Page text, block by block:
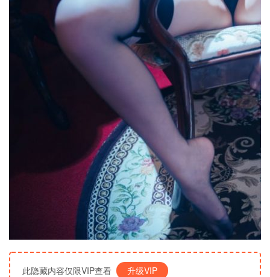
此隐藏内容仅限VIP查看 升级VIP